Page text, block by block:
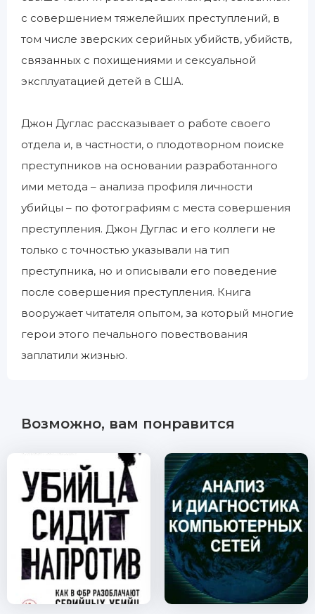
с совершением тяжелейших преступлений, в
том числе зверских серийных убийств, убийств,
связанных с похищениями и сексуальной
эксплуатацией детей в США.
Джон Дуглас рассказывает о работе своего
отдела и, в частности, о плодотворном поиске
преступников на основании разработанного
ими метода – анализа профиля личности
убийцы – по фотографиям с места совершения
преступления. Джон Дуглас и его коллеги не
только с точностью указывали на тип
преступника, но и описывали его поведение
после совершения преступления. Книга
вооружает читателя опытом, за который многие
герои этого печального повествования
заплатили жизнью.
Возможно, вам понравится